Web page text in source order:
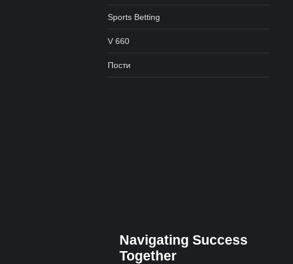
Sports Betting
V 660
Пости
Navigating Success
Together